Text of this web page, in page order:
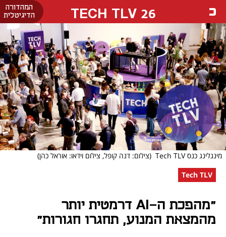
המהדורה
הדיגיטלית
26 TECH TLV
מינגלינג כנס Tech TLV
(צילום: דנה קופל, צילום וידאו: אוראל כהן)
Tech TLV
"מהפכת ה-AI דרמטית יותר
מהמצאת המנוע, תחגרו חגורות"